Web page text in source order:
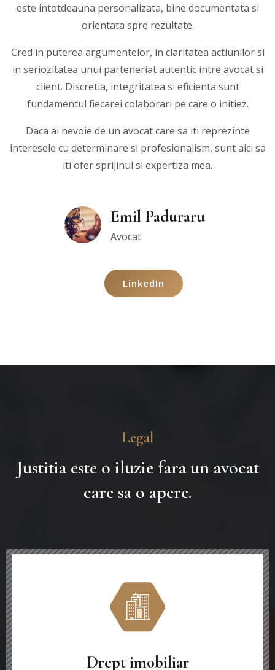
este intotdeauna personalizata, bine documentata si
orientata spre rezultate.
Cred in puterea argumentelor, in claritatea actiunilor si
in seriozitatea unui parteneriat autentic intre avocat si
client. Discretia, integritatea si eficienta sunt
fundamentul fiecarei colaborari pe care o initiez.
Daca ai nevoie de un avocat care sa iti reprezinte
interesele cu determinare si profesionalism, sunt aici sa
iti ofer sprijinul si expertiza mea.
Emil Paduraru
Avocat
LinkedIn
Legal
Justitia este o iluzie fara un avocat
care sa o apere.
Drept imobiliar